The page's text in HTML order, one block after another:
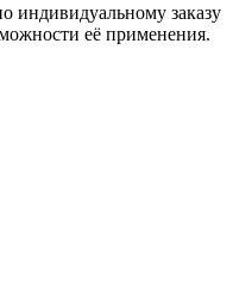
индивидуальному заказу
её применения.